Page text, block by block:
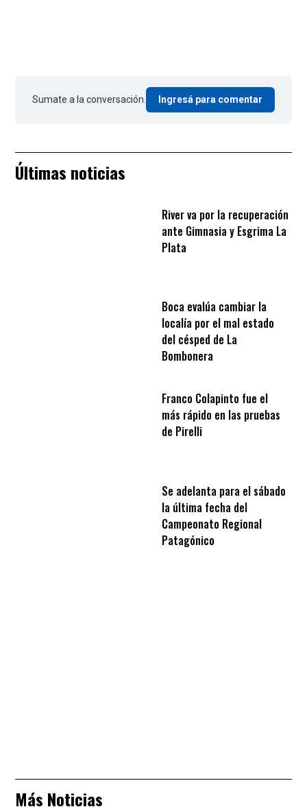
Sumate a la conversación. Ingresá para comentar
Últimas noticias
River va por la recuperación
ante Gimnasia y Esgrima La
Plata
Boca evalúa cambiar la
localía por el mal estado
del césped de La
Bombonera
Franco Colapinto fue el
más rápido en las pruebas
de Pirelli
Se adelanta para el sábado
la última fecha del
Campeonato Regional
Patagónico
Más Noticias